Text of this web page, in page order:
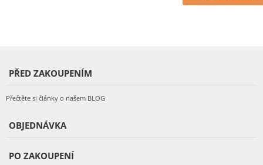
PŘED ZAKOUPENÍM
Přečtěte si články o našem BLOG
OBJEDNÁVKA
PO ZAKOUPENÍ